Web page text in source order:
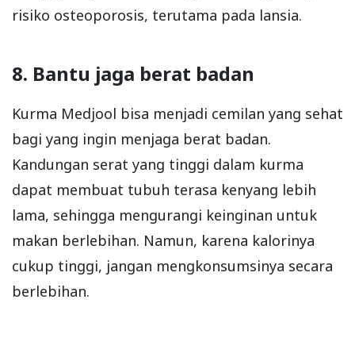
risiko osteoporosis, terutama pada lansia.
8. Bantu jaga berat badan
Kurma Medjool bisa menjadi cemilan yang sehat
bagi yang ingin menjaga berat badan.
Kandungan serat yang tinggi dalam kurma
dapat membuat tubuh terasa kenyang lebih
lama, sehingga mengurangi keinginan untuk
makan berlebihan. Namun, karena kalorinya
cukup tinggi, jangan mengkonsumsinya secara
berlebihan.